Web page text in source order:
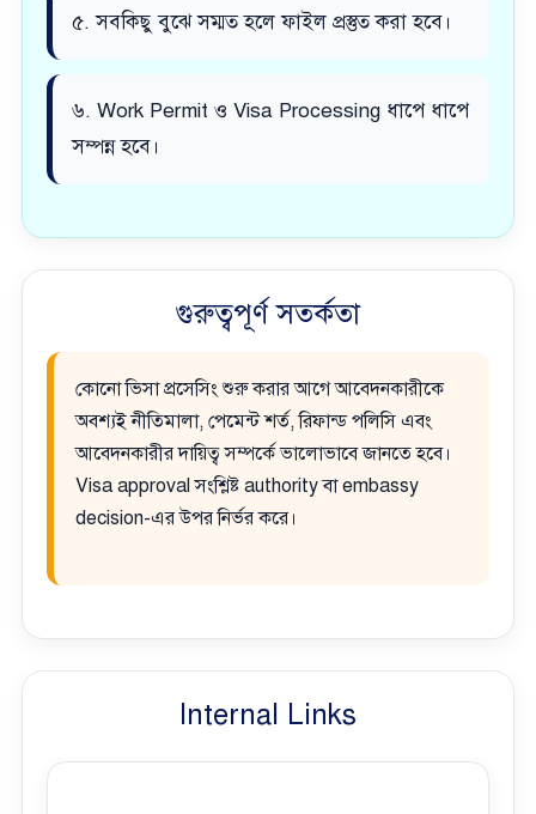
৫. সবকিছু বুঝে সম্মত হলে ফাইল প্রস্তুত করা হবে।
৬. Work Permit ও Visa Processing ধাপে ধাপে
সম্পন্ন হবে।
গুরুত্বপূর্ণ সতর্কতা
কোনো ভিসা প্রসেসিং শুরু করার আগে আবেদনকারীকে
অবশ্যই নীতিমালা, পেমেন্ট শর্ত, রিফান্ড পলিসি এবং
আবেদনকারীর দায়িত্ব সম্পর্কে ভালোভাবে জানতে হবে।
Visa approval সংশ্লিষ্ট authority বা embassy
decision-এর উপর নির্ভর করে।
Internal Links